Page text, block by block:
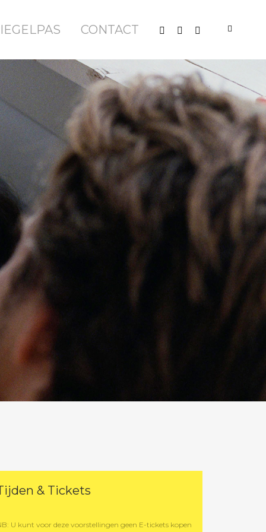
CONTACT
& Tickets
U kunt voor deze voorstellingen geen E-tickets kopen